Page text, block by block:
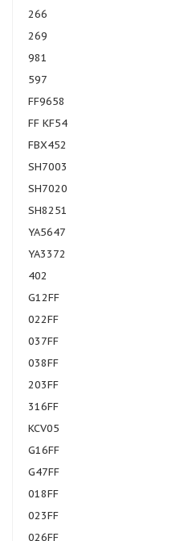
266
269
981
597
FF9658
FF KF54
FBX452
SH7003
SH7020
SH8251
YA5647
YA3372
402
G12FF
022FF
037FF
038FF
203FF
316FF
KCV05
G16FF
G47FF
018FF
023FF
026FF